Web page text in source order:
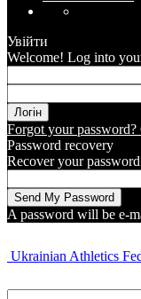
Увійти
Welcome! Log into
Forgot your password?
Password recovery
Recover your password
A password will be e-
Ukrainian Athletics